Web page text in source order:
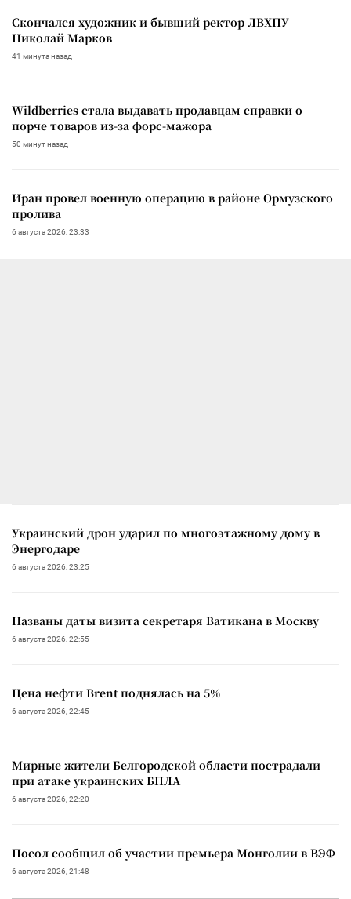
Скончался художник и бывший ректор ЛВХПУ
Николай Марков
41 минута назад
Wildberries стала выдавать продавцам справки о
порче товаров из-за форс-мажора
50 минут назад
Иран провел военную операцию в районе Ормузского
пролива
6 августа 2026, 23:33
Украинский дрон ударил по многоэтажному дому в
Энергодаре
6 августа 2026, 23:25
Названы даты визита секретаря Ватикана в Москву
6 августа 2026, 22:55
Цена нефти Brent поднялась на 5%
6 августа 2026, 22:45
Мирные жители Белгородской области пострадали
при атаке украинских БПЛА
6 августа 2026, 22:20
Посол сообщил об участии премьера Монголии в ВЭФ
6 августа 2026, 21:48